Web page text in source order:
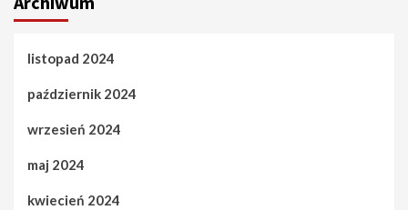
listopad 2024
październik 2024
wrzesień 2024
maj 2024
kwiecień 2024